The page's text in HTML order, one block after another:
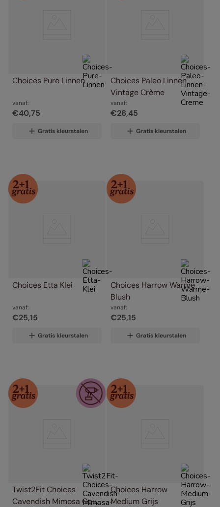
Choices Pure Linnen
vanaf:
€40,75
Gratis kleurstalen
Choices Paleo Linnen
Vintage Crème
vanaf:
€26,45
Gratis kleurstalen
Choices Etta Klei
vanaf:
€25,15
Gratis kleurstalen
Choices Harrow Warme
Blush
vanaf:
€25,15
Gratis kleurstalen
Twist2Fit Choices
Cavendish Mimosa Goud
Choices Harrow
Medium Grijs